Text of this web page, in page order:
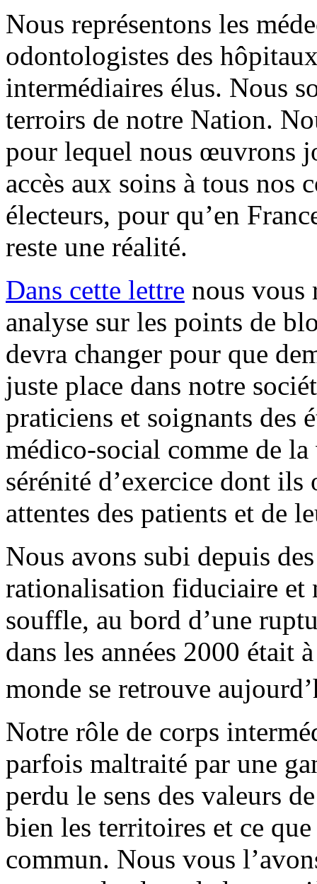
Nous représentons les
odontologistes des
intermédiaires élus. Nous
terroirs de notre Nation.
pour lequel nous œuvrons
accès aux soins à tous nos
électeurs, pour qu’en
reste une réalité.
Dans cette lettre nous vous
analyse sur les points de
devra changer pour que
juste place dans notre
praticiens et soignants des
médico-social comme de
sérénité d’exercice dont
attentes des patients et de
Nous avons subi depuis
rationalisation fiduciaire et
souffle, au bord d’une
dans les années 2000 était
monde se retrouve
Notre rôle de corps
parfois maltraité par une
perdu le sens des valeurs
bien les territoires et ce
commun. Nous vous